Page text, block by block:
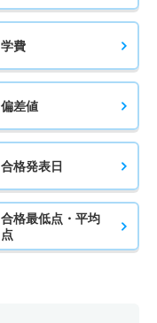
学費
偏差値
合格発表日
合格最低点・平均
点